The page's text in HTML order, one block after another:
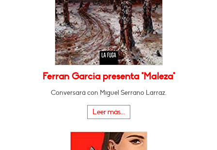
Ferran Garcia presenta "Maleza"
Conversará con Miguel Serrano Larraz.
Leer más...